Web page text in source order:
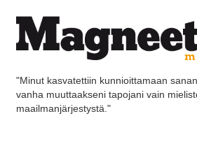
"Minut kasvatettiin kunnioittamaan
vanha muuttaakseni tapojani vain
maailmanjärjestystä."